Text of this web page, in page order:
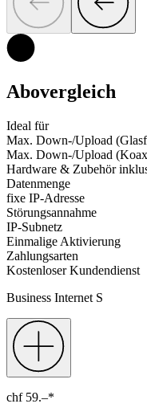
Abovergleich
Ideal für
Max. Down-/Upload
Max. Down-/Upload
Hardware & Zubehör
Datenmenge
fixe IP-Adresse
Störungsannahme
IP-Subnetz
Einmalige Aktivierung
Zahlungsarten
Kostenloser Kundendienst
Business Internet S
chf 59.–*